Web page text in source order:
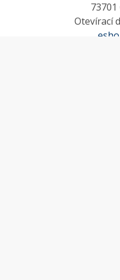
Otevírací